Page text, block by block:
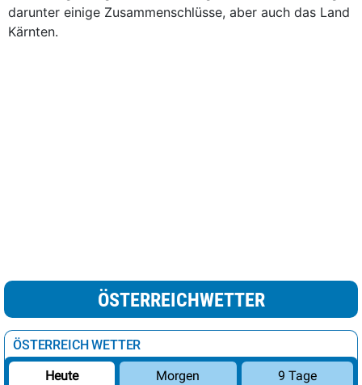
darunter einige Zusammenschlüsse, aber auch das Land
Kärnten.
ÖSTERREICHWETTER
ÖSTERREICH WETTER
Heute Morgen 9 Tage